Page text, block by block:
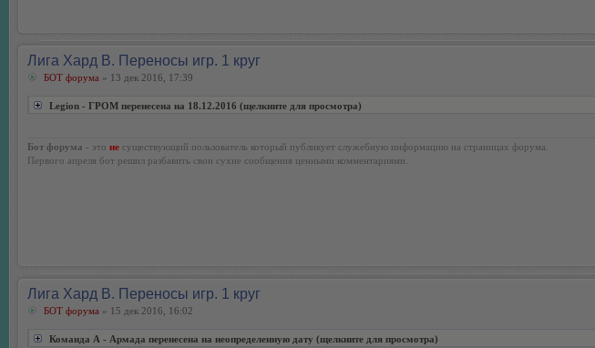
Лига Хард В. Переносы игр. 1 круг
БОТ форума » 13 дек 2016, 17:39
Legion - ГРОМ перенесена на 18.12.2016 (щелкните для просмотра)
Бот форума - это не существующий пользователь который публикует служебную информацию на страницах форума.
Первого апреля бот решил разбавить свои сухие сообщения ценными комментариями.
Лига Хард В. Переносы игр. 1 круг
БОТ форума » 15 дек 2016, 16:02
Команда А - Армада перенесена на неопределенную дату (щелкните для просмотра)